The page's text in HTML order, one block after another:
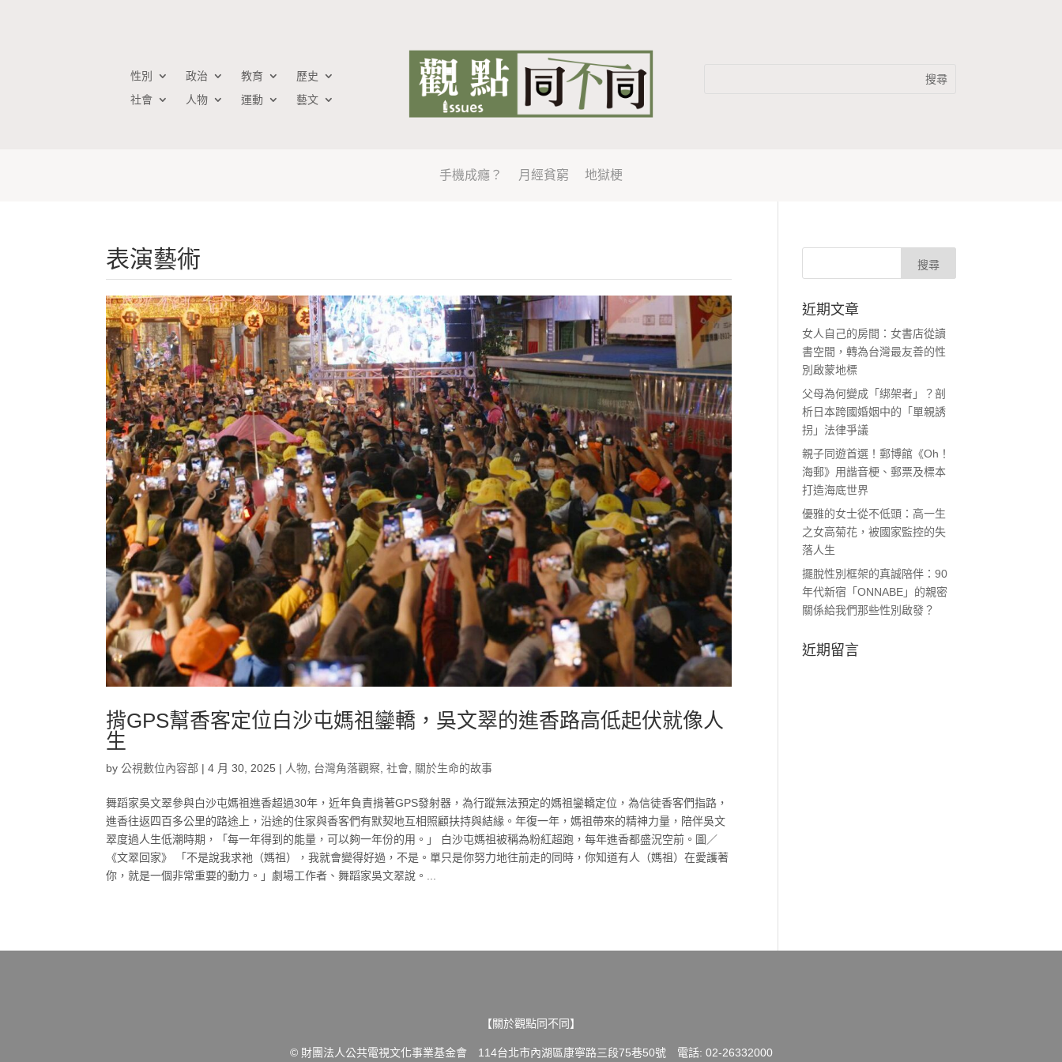
性別 政治 教育
歷史
社會
人物 運動 藝文
手機成癮？ 月經貧窮 地獄梗
表演藝術
揹GPS幫香客定位白沙屯媽祖鑾轎，吳文翠的進香路高低起伏就像人
生
by公視數位內容部 |4 月 30, 2025 | 人物 台灣角落觀察 ,社會 關於生命的故事
舞蹈家吳文翠參與白沙屯媽祖進香超過30年，近年負責揹著GPS發射器，為行蹤無法預定的媽祖鑾轎定位，為信徒香客們指路，
進香往返四百多公里的路途上，沿途的住家與香客們有默契地互相照顧扶持與結緣。年復一年，媽祖帶來的精神力量，陪伴吳文
翠度過人生低潮時期，「每一年得到的能量，可以夠一年份的用。」 白沙屯媽祖被稱為粉紅超跑，每年進香都盛況空前。圖／
《文翠回家》 「不是說我求祂（媽祖），我就會變得好過，不是。單只是你努力地往前走的同時，你知道有人（媽祖）在愛護著
你，就是一個非常重要的動力。」劇場工作者、舞蹈家吳文翠說。...
近期文章
女人自己的房間：女書店從讀
書空間，轉為台灣最友善的性
別啟蒙地標
父母為何變成「綁架者」？剖
析日本跨國婚姻中的「單親誘
拐」法律爭議
親子同遊首選！郵博館《Oh！
海郵》用諧音梗、郵票及標本
打造海底世界
優雅的女士從不低頭：高一生
之女高菊花，被國家監控的失
落人生
擺脫性別框架的真誠陪伴：90
年代新宿「ONNABE」的親密
關係給我們那些性別啟發？
近期留言
【關於觀點同不同】
© 財團法人公共電視文化事業基金會 114台北市內湖區康寧路三段75巷50號 電話: 02-26332000